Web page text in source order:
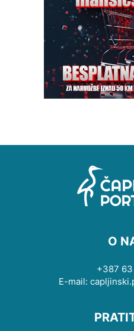
O
+387
E-mail: